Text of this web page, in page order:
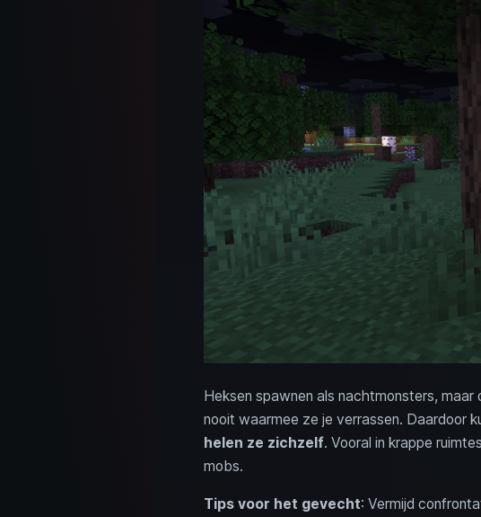
Heksen spawnen als nachtmonsters,
nooit waarmee ze je verrassen. Daardoor
helen ze zichzelf. Vooral in krappe
mobs.
Tips voor het gevecht: Vermijd